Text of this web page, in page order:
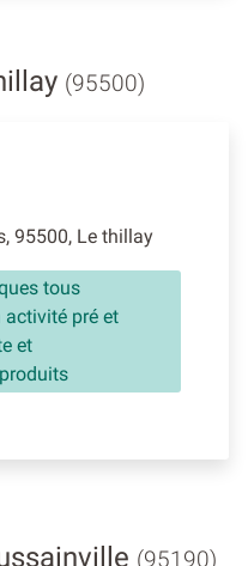
(95500)
95500, Le thillay
tous
activité pré et
et
(95190)